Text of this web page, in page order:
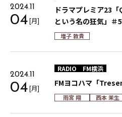
2024.11
04[月]
ドラマプレミア23
という名の狂気」＃5
増子 敦貴
2024.11
04[月]
RADIO FM横浜
FMヨコハマ「Tresen
雨宮 翔 西本 茉生